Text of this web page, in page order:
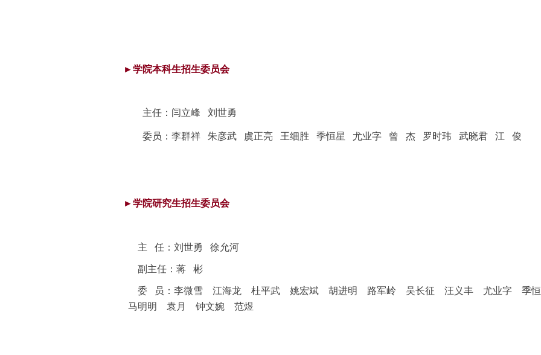
►学院本科生招生委员会
主任：闫立峰 刘世勇
委员：李群祥 朱彦武 虞正亮 王细胜 季恒星 尤业字 曾 杰 罗时玮 武晓君 江 俊
►学院研究生招生委员会
主 任：刘世勇 徐允河
副主任： 蒋 彬
委 员： 李微雪 江海龙 杜平武 姚宏斌 胡进明 路军岭 吴长征 汪义丰 尤业字 季
马明明 袁月 钟文婉 范煜